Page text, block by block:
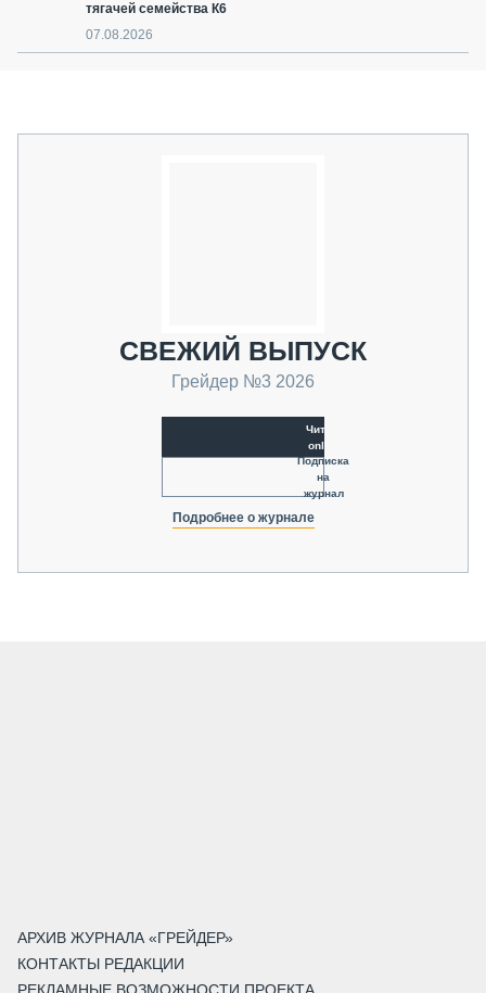
тягачей семейства К6
07.08.2026
СВЕЖИЙ ВЫПУСК
Грейдер №3 2026
Читать
online
Подписка
на
журнал
Подробнее о журнале
АРХИВ ЖУРНАЛА «ГРЕЙДЕР»
КОНТАКТЫ РЕДАКЦИИ